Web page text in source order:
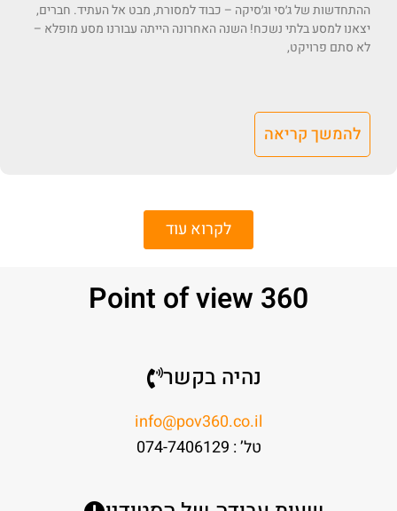
ההתחדשות של ג׳סי וג׳סיקה – כבוד למסורת, מבט אל העתיד. חברים,
יצאנו למסע בלתי נשכח! השנה האחרונה הייתה עבורנו מסע מופלא –
לא סתם פרויקט,
להמשך קריאה
לקרוא עוד
Point of view 360
נהיה בקשר
info@pov360.co.il
טל’ : 074-7406129